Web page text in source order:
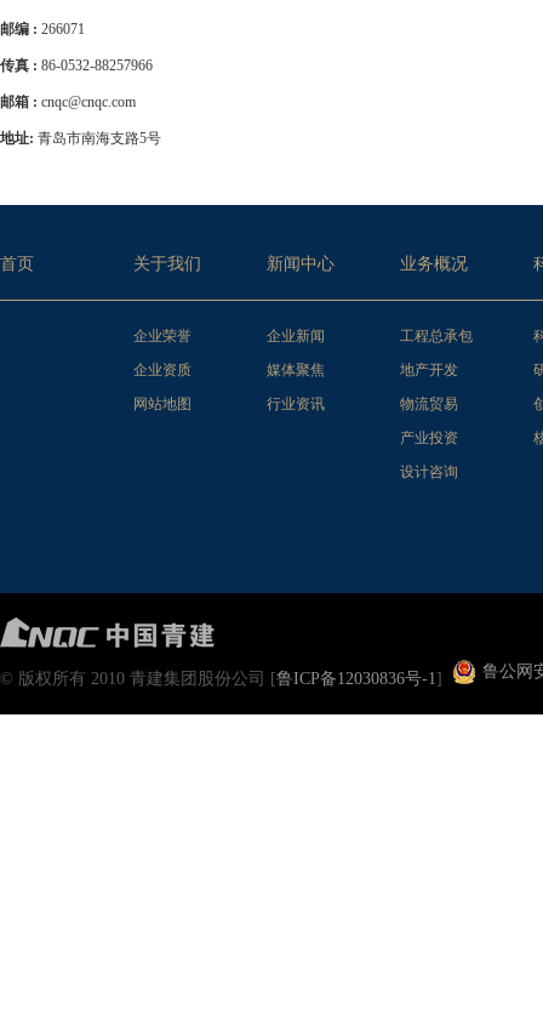
邮编 : 266071
传真 : 86-0532-88257966
邮箱 : cnqc@cnqc.com
地址: 青岛市南海支路5号
首页 关于我们 新闻中心 业务概况
企业荣誉
企业资质
网站地图
企业新闻
媒体聚焦
行业资讯
工程总承包
地产开发
物流贸易
产业投资
设计咨询
© 版权所有 2010 青建集团股份公司 [鲁ICP备12030836号-1] 鲁公网